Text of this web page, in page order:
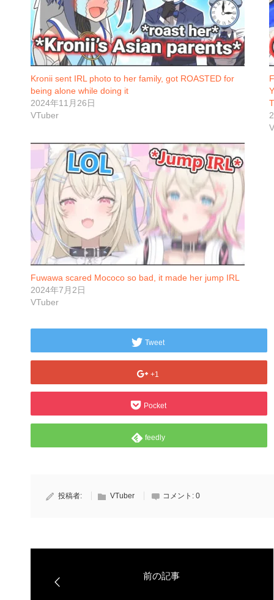
Kronii sent IRL photo to her family, got ROASTED for
being alone while doing it
2024年11月26日
VTuber
Fuwawa scared Mococo so bad, it made her jump IRL
2024年7月2日
VTuber
Tweet
+1
Pocket
feedly
投稿者: VTuber コメント: 0